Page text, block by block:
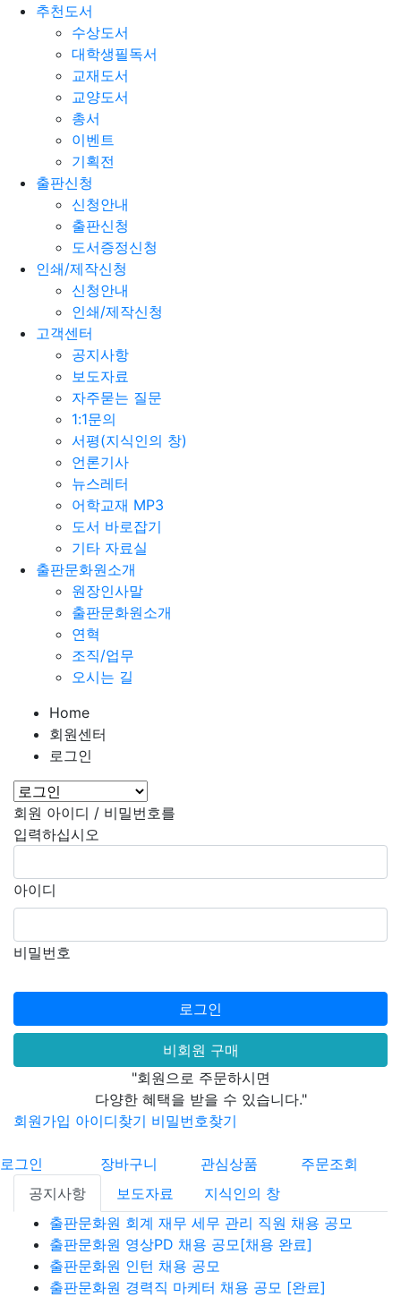
추천도서
수상도서
대학생필독서
교재도서
교양도서
총서
이벤트
기획전
출판신청
신청안내
출판신청
도서증정신청
인쇄/제작신청
신청안내
인쇄/제작신청
고객센터
공지사항
보도자료
자주묻는 질문
1:1문의
서평(지식인의 창)
언론기사
뉴스레터
어학교재 MP3
도서 바로잡기
기타 자료실
출판문화원소개
원장인사말
출판문화원소개
연혁
조직/업무
오시는 길
Home
회원센터
로그인
회원 아이디 / 비밀번호를
입력하십시오
아이디
비밀번호
로그인
비회원 구매
"회원으로 주문하시면
다양한 혜택을 받을 수 있습니다."
회원가입 아이디찾기 비밀번호찾기
로그인 장바구니 관심상품
주문조회
공지사항
보도자료
지식인의 창
출판문화원 회계 재무 세무 관리 직원 채용 공모
출판문화원 영상PD 채용 공모[채용 완료]
출판문화원 인턴 채용 공모
출판문화원 경력직 마케터 채용 공모 [완료]